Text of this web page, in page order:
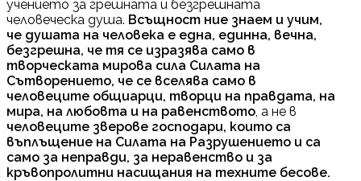
учението за грешната и безгрешната
человеческа душа. Всъщност ние знаем и учим,
че душата на человека е една, единна, вечна,
безгрешна, че тя се изразява само в
творческата мирова сила Силата на
Сътворението, че се вселява само в
человеците общиарци, творци на правдата, на
мира, на любовта и на равенството, а не в
человеците зверове господари, които са
въплъщение на Силата на Разрушението и са
само за неправди, за неравенство и за
кръвопролитни насищания на техните бесове.